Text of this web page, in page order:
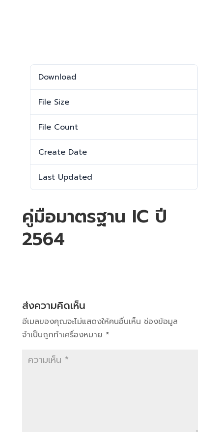
Download
File Size
File Count
Create Date
Last Updated
คู่มือมาตรฐาน IC ปี
2564
ส่งความคิดเห็น
อีเมลของคุณจะไม่แสดงให้คนอื่นเห็น ช่องข้อมูล
จำเป็นถูกทำเครื่องหมาย *